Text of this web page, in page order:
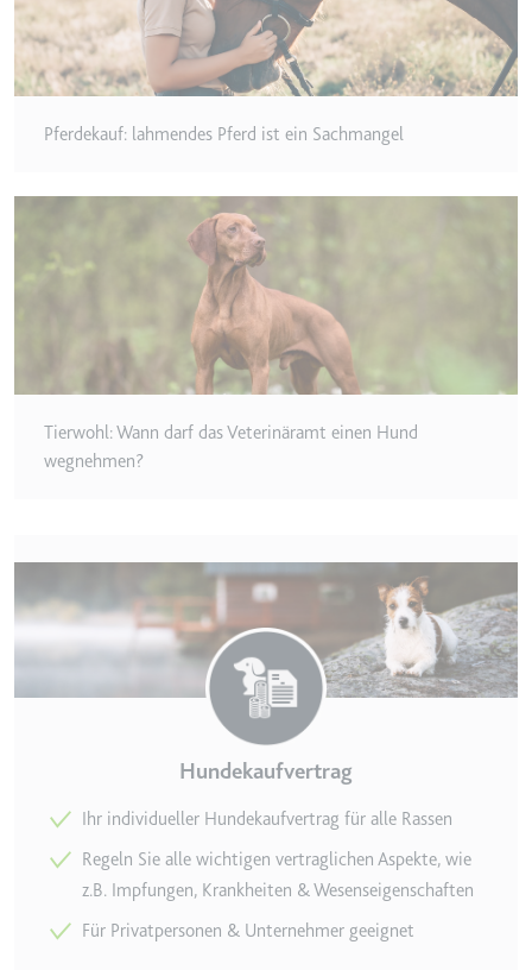
Typ:
HTTP-Cookie
Anbieter:
youtube.com
Benutzereinstellungen beim Abruf
eines auf anderen Webseiten
integrierten Youtube-Videos
Sitzung
HTTP-Cookie
Anbieter:
youtube.com
verfolgen.
Ablauf:
180 Tage
HTTP-Cookie
LAST_RESULT_ENTRY_KEY
youtube.com
Wird verwendet, um die
Interaktion der Nutzer mit
verfolgen.
Ablauf:
Sitzung
Typ:
HTTP-Cookie
Pferdekauf: lahmendes Pferd ist ein Sachmangel
Tierwohl: Wann darf das Veterinäramt einen Hund
wegnehmen?
Hundekaufvertrag
Ihr individueller Hundekaufvertrag für alle Rassen
Regeln Sie alle wichtigen vertraglichen Aspekte, wie
z.B. Impfungen, Krankheiten & Wesenseigenschaften
Für Privatpersonen & Unternehmer geeignet